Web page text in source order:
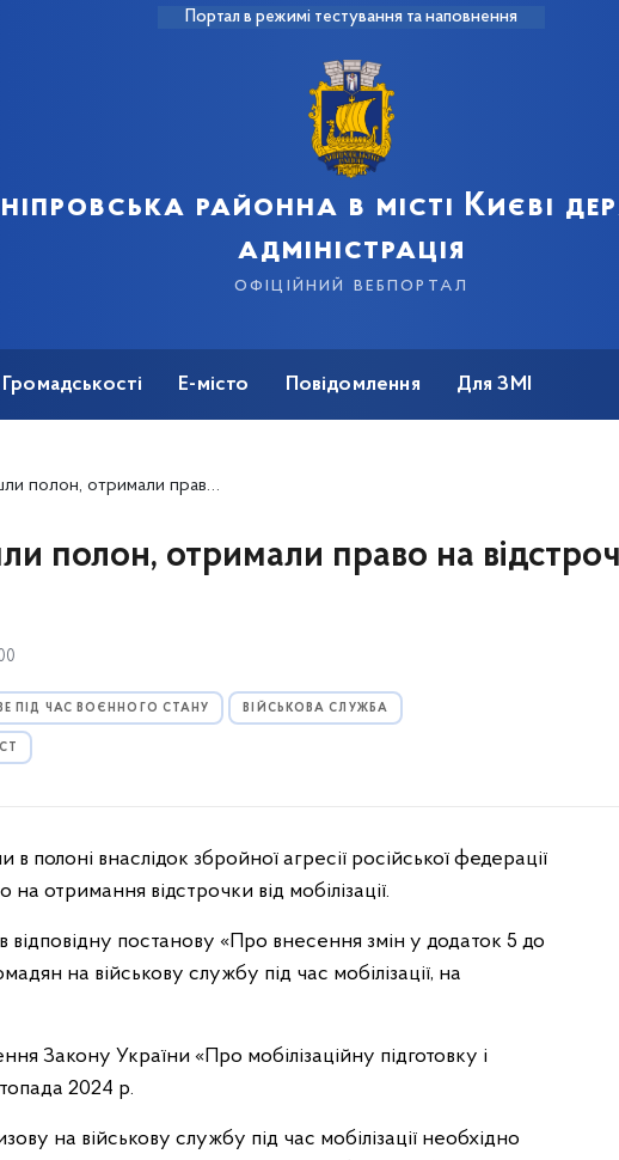
Портал в режимі тестування та наповнення
районна в місті Києві
адміністрація
офіційний вебпортал
Громадськості Е-місто Повідомлення Для ЗМІ
право на відстрочку від мобілізації
полон, отримали право на
ПІД ЧАС ВОЄННОГО СТАНУ ВІЙСЬКОВА СЛУЖБА
в полоні внаслідок збройної агресії російської федерації
отримання відстрочки від мобілізації.
відповідну постанову «Про внесення змін у додаток 5 до
на військову службу під час мобілізації, на
Закону України «Про мобілізаційну підготовку і
2024 р.
на військову службу під час мобілізації необхідно